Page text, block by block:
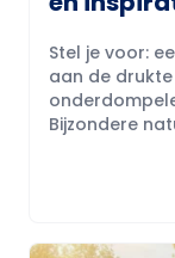
Stel je voor:
aan de
Bijzondere